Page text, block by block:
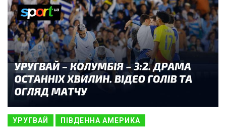
УРУГВАЙ ПІВДЕННА АМЕРИКА